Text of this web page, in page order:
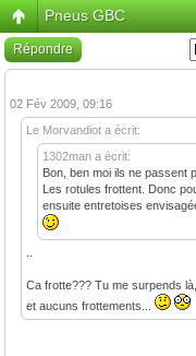
Pneus GBC
Répondre
02 Fév 2009, 09:16
Le Morvandiot a écrit:
1302man a écrit:
Bon, ben moi ils ne passent
Les rotules frottent. Donc
ensuite entretoises
Ca frotte??? Tu me surpends
et aucuns frottements...